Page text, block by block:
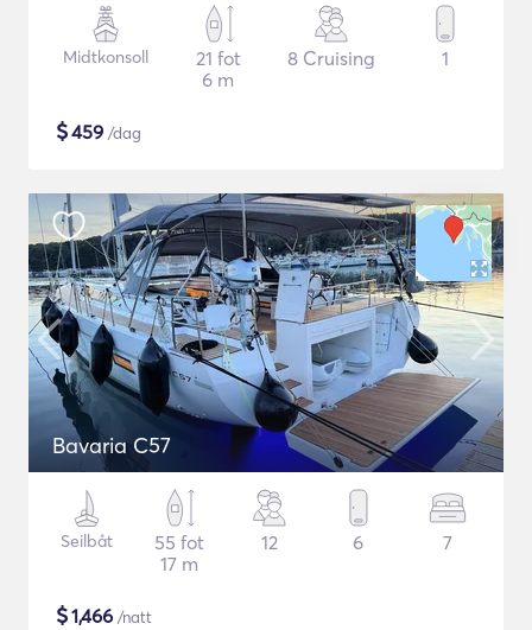
Midtkonsoll
21 fot
6 m
8 Cruising 1
$459 /dag
Bavaria C57
Seilbåt
55 fot
17 m
12 6 7
$1,466 /natt